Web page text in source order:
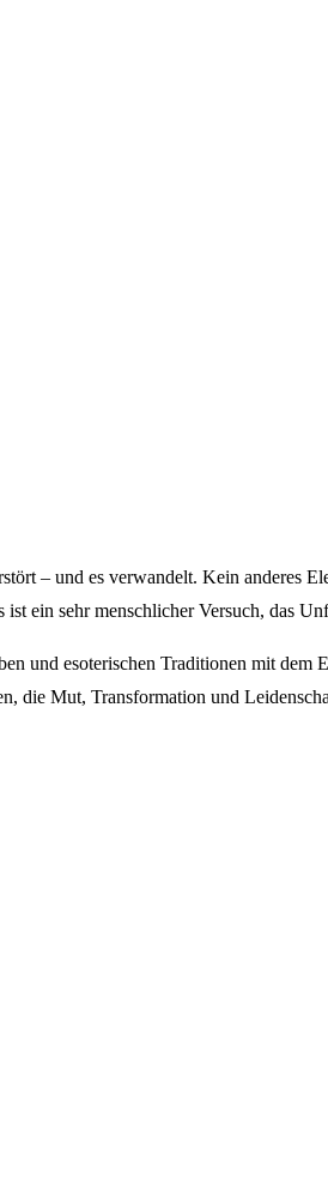
– und es verwandelt. Kein anderes
ein sehr menschlicher Versuch, das
und esoterischen Traditionen mit dem
die Mut, Transformation und